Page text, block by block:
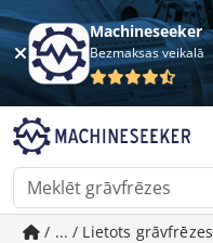
Machineseeker
Bezmaksas veikalā
/ ... / Lietots grāvfrēzes